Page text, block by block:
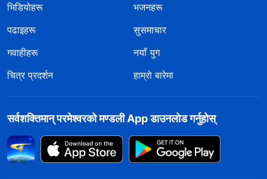
भिडियोहरू
भजनहरू
पढाइहरू
सुसमाचार
गवाहीहरू
नयाँ युग
चित्र प्रदर्शन
हाम्रो बारेमा
सर्वशक्तिमान्‌ परमेश्‍वरको मण्डली App डाउनलोड गर्नुहोस्